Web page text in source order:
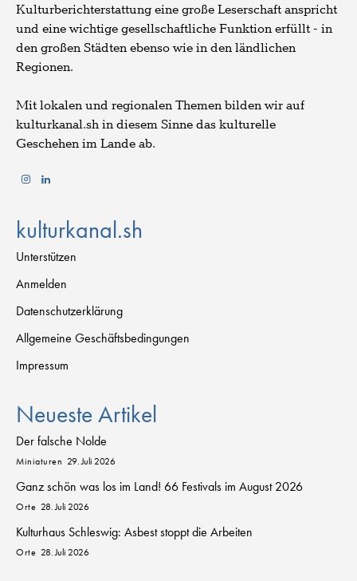
Kulturberichterstattung eine große Leserschaft anspricht
und eine wichtige gesellschaftliche Funktion erfüllt - in
den großen Städten ebenso wie in den ländlichen
Regionen.
Mit lokalen und regionalen Themen bilden wir auf
kulturkanal.sh in diesem Sinne das kulturelle
Geschehen im Lande ab.
kulturkanal.sh
Unterstützen
Anmelden
Datenschutzerklärung
Allgemeine Geschäftsbedingungen
Impressum
Neueste Artikel
Der falsche Nolde
Miniaturen 29. Juli 2026
Ganz schön was los im Land! 66 Festivals im August 2026
Orte 28. Juli 2026
Kulturhaus Schleswig: Asbest stoppt die Arbeiten
Orte 28. Juli 2026